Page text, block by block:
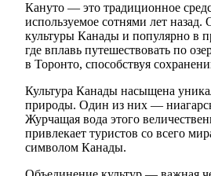
Кануто — это традиционное
используемое сотнями лет назад.
культуры Канады и популярно в
где вплавь путешествовать по
в Торонто, способствуя
Культура Канады насыщена
природы. Один из них —
Журчащая вода этого
привлекает туристов со всего
символом Канады.